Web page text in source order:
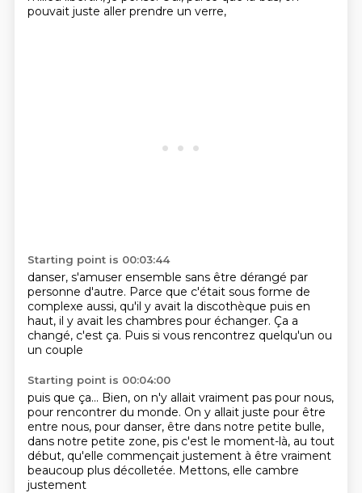
pouvait juste aller prendre un verre,
Starting point is 00:03:44
danser, s'amuser ensemble sans être dérangé par
personne d'autre. Parce que c'était sous forme de
complexe aussi, qu'il y avait la discothèque puis en
haut, il y avait les chambres pour échanger. Ça a
changé, c'est ça. Puis si vous rencontrez quelqu'un ou
un couple
Starting point is 00:04:00
puis que ça... Bien, on n'y allait vraiment pas pour nous,
pour rencontrer du monde. On y allait juste pour être
entre nous, pour danser, être dans notre petite bulle,
dans notre petite zone, pis c'est le moment-là, au tout
début, qu'elle commençait justement à être vraiment
beaucoup plus décolletée. Mettons, elle cambre
justement